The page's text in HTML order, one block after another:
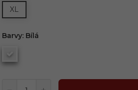
XL
Barvy: Bílá